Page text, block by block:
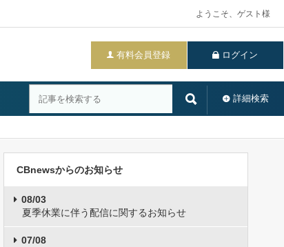
ようこそ、ゲスト様
有料会員登録 ログイン
詳細検索
CBnewsからのお知らせ
08/03
夏季休業に伴う配信に関するお知らせ
07/08